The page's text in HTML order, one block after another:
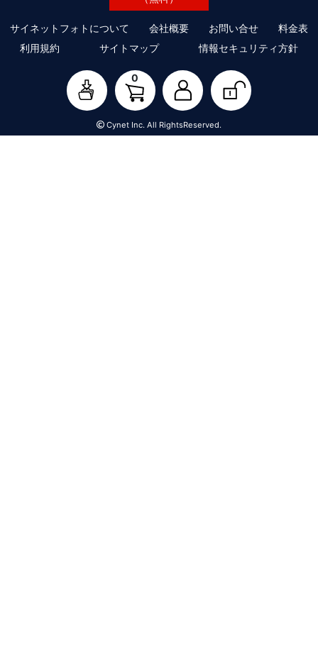
サイネットフォトについて 会社概要 お問い合せ
料金表
利用規約
サイトマップ 情報セキュリティ方針
0
Cynet Inc. All RightsReserved.